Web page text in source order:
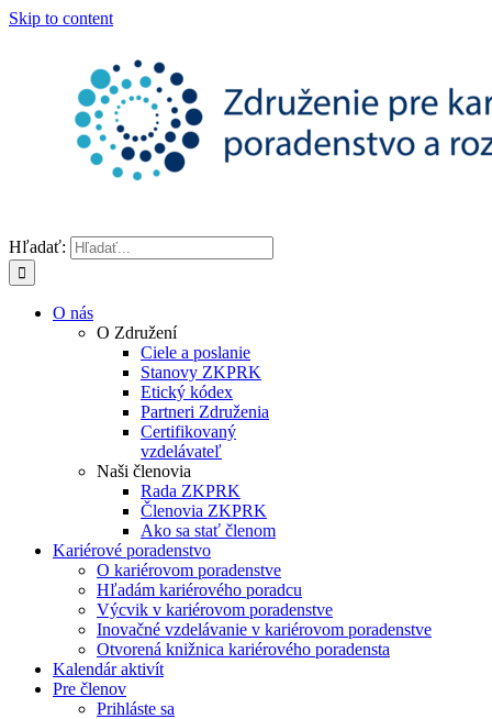
Skip to content
Hľadať:
O nás
O Združení
Ciele a poslanie
Stanovy ZKPRK
Etický kódex
Partneri Združenia
Certifikovaný
vzdelávateľ
Naši členovia
Rada ZKPRK
Členovia ZKPRK
Ako sa stať členom
Kariérové poradenstvo
O kariérovom poradenstve
Hľadám kariérového poradcu
Výcvik v kariérovom poradenstve
Inovačné vzdelávanie v kariérovom poradenstve
Otvorená knižnica kariérového poradensta
Kalendár aktivít
Pre členov
Prihláste sa